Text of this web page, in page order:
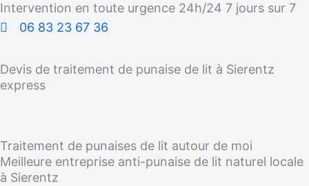
Intervention en toute urgence 24h/24 7 jours sur 7
06 83 23 67 36
Devis de traitement de punaise de lit à Sierentz
express
Traitement de punaises de lit autour de moi
Meilleure entreprise anti-punaise de lit naturel locale
à Sierentz